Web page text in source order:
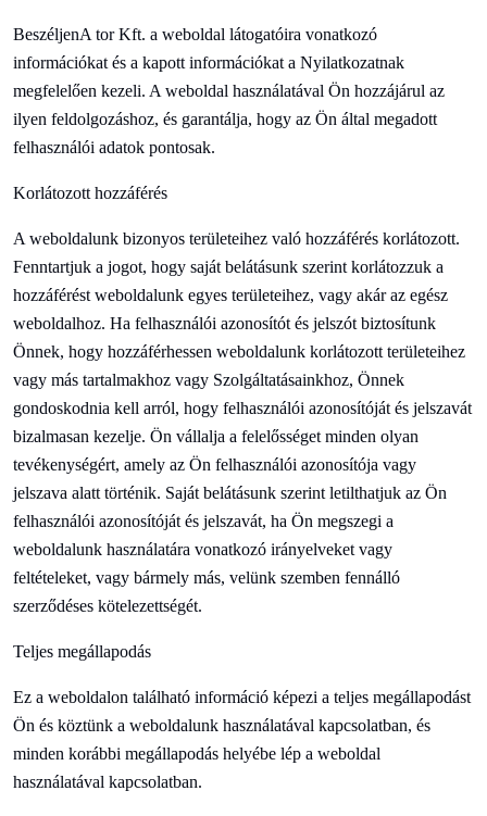
BeszéljenA tor Kft. a weboldal látogatóira vonatkozó
információkat és a kapott információkat a Nyilatkozatnak
megfelelően kezeli. A weboldal használatával Ön hozzájárul az
ilyen feldolgozáshoz, és garantálja, hogy az Ön által megadott
felhasználói adatok pontosak.
Korlátozott hozzáférés
A weboldalunk bizonyos területeihez való hozzáférés korlátozott.
Fenntartjuk a jogot, hogy saját belátásunk szerint korlátozzuk a
hozzáférést weboldalunk egyes területeihez, vagy akár az egész
weboldalhoz. Ha felhasználói azonosítót és jelszót biztosítunk
Önnek, hogy hozzáférhessen weboldalunk korlátozott területeihez
vagy más tartalmakhoz vagy Szolgáltatásainkhoz, Önnek
gondoskodnia kell arról, hogy felhasználói azonosítóját és jelszavát
bizalmasan kezelje. Ön vállalja a felelősséget minden olyan
tevékenységért, amely az Ön felhasználói azonosítója vagy
jelszava alatt történik. Saját belátásunk szerint letilthatjuk az Ön
felhasználói azonosítóját és jelszavát, ha Ön megszegi a
weboldalunk használatára vonatkozó irányelveket vagy
feltételeket, vagy bármely más, velünk szemben fennálló
szerződéses kötelezettségét.
Teljes megállapodás
Ez a weboldalon található információ képezi a teljes megállapodást
Ön és köztünk a weboldalunk használatával kapcsolatban, és
minden korábbi megállapodás helyébe lép a weboldal
használatával kapcsolatban.